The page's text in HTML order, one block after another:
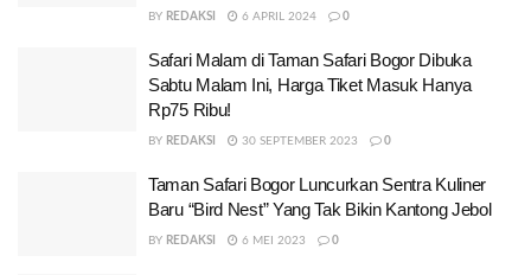
BY REDAKSI 6 APRIL 2024 0
Safari Malam di Taman Safari Bogor Dibuka
Sabtu Malam Ini, Harga Tiket Masuk Hanya
Rp75 Ribu!
BY REDAKSI 30 SEPTEMBER 2023 0
Taman Safari Bogor Luncurkan Sentra Kuliner
Baru “Bird Nest” Yang Tak Bikin Kantong Jebol
BY REDAKSI 6 MEI 2023 0